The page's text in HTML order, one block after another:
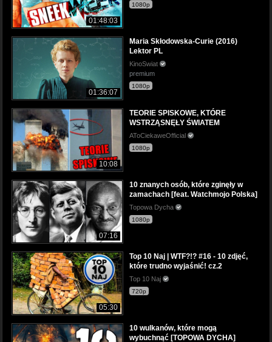
01:48:03
1080p
01:36:07
Maria Skłodowska-Curie (2016)
Lektor PL
KinoSwiat
premium
1080p
10:08
TEORIE SPISKOWE, KTÓRE
WSTRZĄSNĘŁY ŚWIATEM
AToCiekaweOfficial
1080p
07:16
10 znanych osób, które zginęły w
zamachach [feat. Watchmojo Polska]
Topowa Dycha
1080p
05:30
Top 10 Naj | WTF?!? #16 - 10 zdjęć,
które trudno wyjaśnić! cz.2
Top 10 Naj
720p
10 wulkanów, które mogą
wybuchnąć [TOPOWA DYCHA]